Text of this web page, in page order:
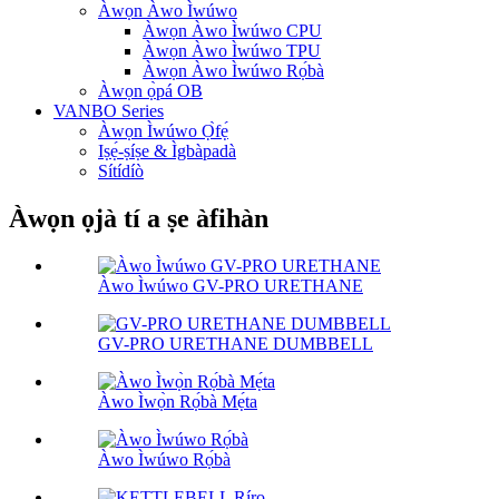
Àwọn Àwo Ìwúwo
Àwọn Àwo Ìwúwo CPU
Àwọn Àwo Ìwúwo TPU
Àwọn Àwo Ìwúwo Rọ́bà
Àwọn ọ̀pá OB
VANBO Series
Àwọn Ìwúwo Ọ̀fẹ́
Iṣẹ́-ṣíṣe & Ìgbàpadà
Sítídíò
Àwọn ọjà tí a ṣe àfihàn
Àwo Ìwúwo GV-PRO URETHANE
GV-PRO URETHANE DUMBBELL
Àwo Ìwọ̀n Rọ́bà Mẹ́ta
Àwo Ìwúwo Rọ́bà